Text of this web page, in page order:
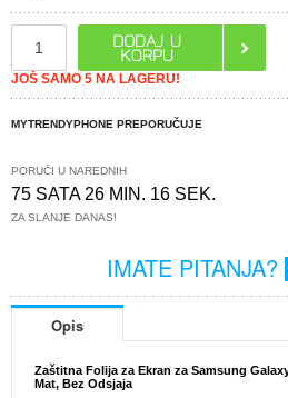
JOŠ SAMO 5 NA LAGERU!
MYTRENDYPHONE PREPORUČUJE
PORUČI U NAREDNIH
75 SATA 26 MIN. 16 SEK.
ZA SLANJE DANAS!
IMATE PITANJA?
Opis
Zaštitna Folija za Ekran za Samsung
Mat, Bez Odsjaja